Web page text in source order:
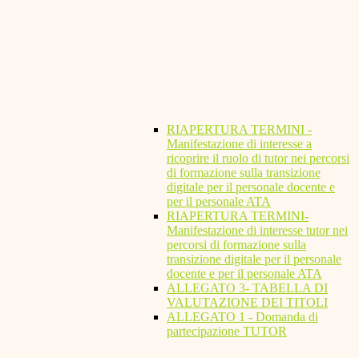
RIAPERTURA TERMINI -
Manifestazione di interesse a
ricoprire il ruolo di tutor nei percorsi
di formazione sulla transizione
digitale per il personale docente e
per il personale ATA
RIAPERTURA TERMINI-
Manifestazione di interesse tutor nei
percorsi di formazione sulla
transizione digitale per il personale
docente e per il personale ATA
ALLEGATO 3- TABELLA DI
VALUTAZIONE DEI TITOLI
ALLEGATO 1 - Domanda di
partecipazione TUTOR